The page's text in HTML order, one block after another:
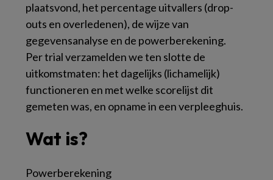
plaatsvond, het percentage uitvallers (drop-
outs en overledenen), de wijze van
gegevensanalyse en de powerberekening.
Per trial verzamelden we ten slotte de
uitkomstmaten: het dagelijks (lichamelijk)
functioneren en met welke scorelijst dit
gemeten was, en opname in een verpleeghuis.
Wat is?
Powerberekening